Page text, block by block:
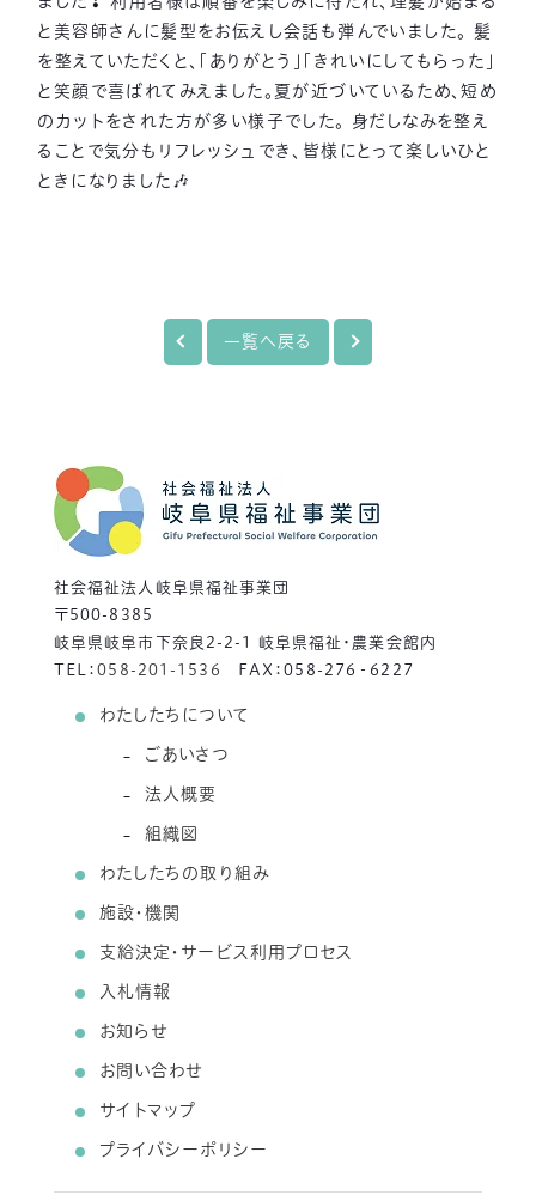
と美容師さんに髪型をお伝えし会話も弾んでいました。 髪
を整えていただくと、「ありがとう」「きれいにしてもらった」
と笑顔で喜ばれてみえました。夏が近づいているため、短め
のカットをされた方が多い様子でした。 身だしなみを整え
ることで気分もリフレッシュでき、皆様にとって楽しいひと
ときになりました🎶
一覧へ戻る
社会福祉法人岐阜県福祉事業団
〒500-8385
岐阜県岐阜市下奈良2-2-1 岐阜県福祉・農業会館内
TEL：058-201-1536 FAX：058-276‐6227
わたしたちについて
ごあいさつ
法人概要
組織図
わたしたちの取り組み
施設・機関
支給決定・サービス利用プロセス
入札情報
お知らせ
お問い合わせ
サイトマップ
プライバシーポリシー